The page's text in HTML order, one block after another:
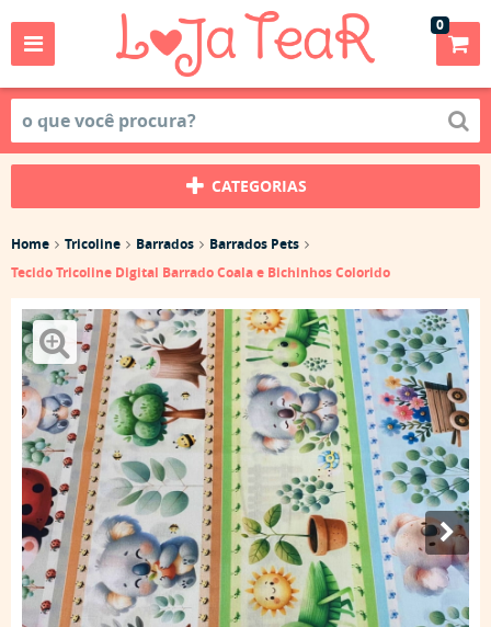
0
CATEGORIAS
Home Tricoline Barrados
Barrados Pets
Tecido Tricoline Digital Barrado Coala e Bichinhos Colorido